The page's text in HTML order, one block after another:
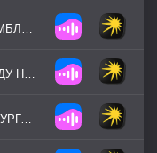
НАДЕЖДА БАБКИНА / АНСАМБЛЬ РУССКАЯ ПЕСНЯ - КАЛИНКА
НИКОЛАЙ ТИМЧЕНКО - ВЫЙДУ НА УЛИЦУ
ЛЮДМИЛА ЗЫКИНА - ОРЕНБУРГСКИЙ ПУХОВЫЙ ПЛАТОК